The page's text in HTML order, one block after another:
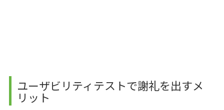
ユーザビリティテストで謝礼を出すメ
リット